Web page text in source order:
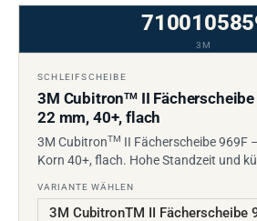
3M
SCHLEIFSCHEIBE
3M CubitronTMII Fächerscheibe
22 mm, 40+, flach
3M CubitronTM II Fächerscheibe 969F
Korn 40+, flach. Hohe Standzeit und
VARIANTE WÄHLEN